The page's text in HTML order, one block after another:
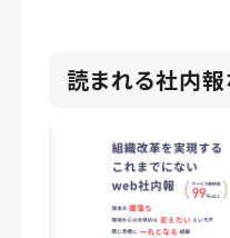
読まれる社内報